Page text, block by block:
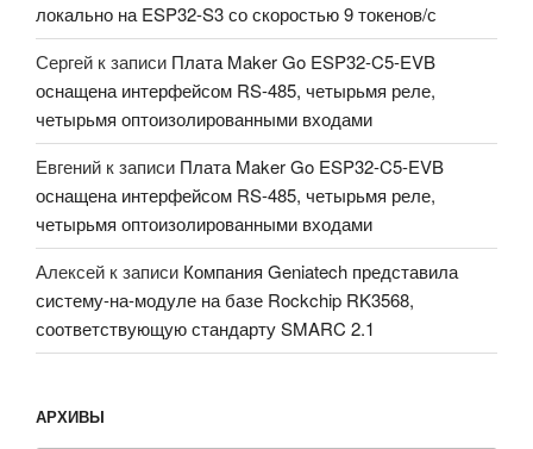
локально на ESP32-S3 со скоростью 9 токенов/с
Сергей к записи Плата Maker Go ESP32-C5-EVB
оснащена интерфейсом RS-485, четырьмя реле,
четырьмя оптоизолированными входами
Евгений к записи Плата Maker Go ESP32-C5-EVB
оснащена интерфейсом RS-485, четырьмя реле,
четырьмя оптоизолированными входами
Алексей к записи Компания Geniatech представила
систему-на-модуле на базе Rockchip RK3568,
соответствующую стандарту SMARC 2.1
АРХИВЫ